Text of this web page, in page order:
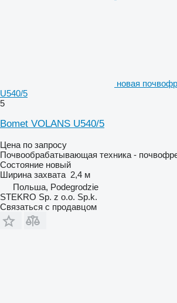
новая
U540/5
5
Bomet VOLANS U540/5
Цена по запросу
Почвообрабатывающая техника -
Состояние новый
Ширина захвата 2,4 м
Польша, Podegrodzie
STEKRO Sp. z o.o. Sp.k.
Связаться с продавцом